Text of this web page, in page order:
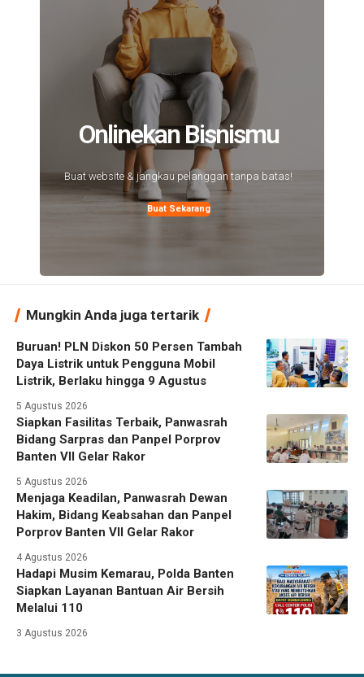
Onlinekan Bisnismu
Buat website & jangkau pelanggan tanpa batas!
Buat Sekarang
Mungkin Anda juga tertarik
Buruan! PLN Diskon 50 Persen Tambah
Daya Listrik untuk Pengguna Mobil
Listrik, Berlaku hingga 9 Agustus
5 Agustus 2026
Siapkan Fasilitas Terbaik, Panwasrah
Bidang Sarpras dan Panpel Porprov
Banten VII Gelar Rakor
5 Agustus 2026
Menjaga Keadilan, Panwasrah Dewan
Hakim, Bidang Keabsahan dan Panpel
Porprov Banten VII Gelar Rakor
4 Agustus 2026
Hadapi Musim Kemarau, Polda Banten
Siapkan Layanan Bantuan Air Bersih
Melalui 110
3 Agustus 2026